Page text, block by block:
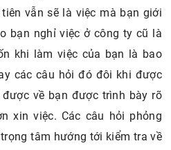
không?
bạn có thể bắt gặp với phỏng
câu hỏi dành cho nhà tuyển
công bạn cần gì?
duyệt trước khi phỏng vấn
định tất cả
vẫn sẽ là việc mà bạn giới
bạn nghỉ việc ở công ty cũ là
khi làm việc của bạn là bao
các câu hỏi đó đôi khi được
về bạn được trình bày rõ
xin việc. Các câu hỏi phỏng
tâm hướng tới kiểm tra về